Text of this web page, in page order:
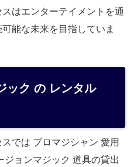
はエンターテイメントを通
能な未来を目指していま
ック の レンタル
では プロマジシャン 愛用
ョンマジック 道具の貸出